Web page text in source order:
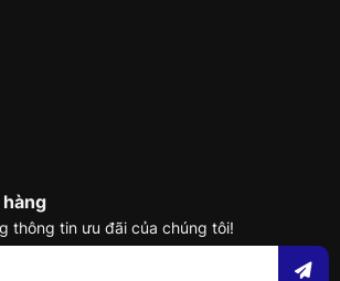
thông tin ưu đãi của chúng tôi!